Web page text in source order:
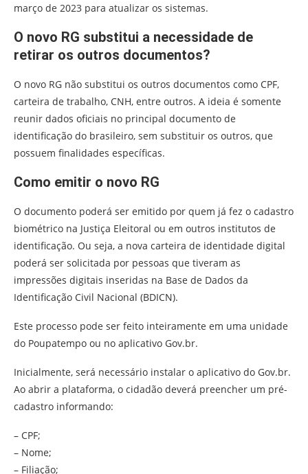
março de 2023 para atualizar os sistemas.
O novo RG substitui a necessidade de
retirar os outros documentos?
O novo RG não substitui os outros documentos como CPF,
carteira de trabalho, CNH, entre outros. A ideia é somente
reunir dados oficiais no principal documento de
identificação do brasileiro, sem substituir os outros, que
possuem finalidades específicas.
Como emitir o novo RG
O documento poderá ser emitido por quem já fez o cadastro
biométrico na Justiça Eleitoral ou em outros institutos de
identificação. Ou seja, a nova carteira de identidade digital
poderá ser solicitada por pessoas que tiveram as
impressões digitais inseridas na Base de Dados da
Identificação Civil Nacional (BDICN).
Este processo pode ser feito inteiramente em uma unidade
do Poupatempo ou no aplicativo Gov.br.
Inicialmente, será necessário instalar o aplicativo do Gov.br.
Ao abrir a plataforma, o cidadão deverá preencher um pré-
cadastro informando:
– CPF;
– Nome;
– Filiação;